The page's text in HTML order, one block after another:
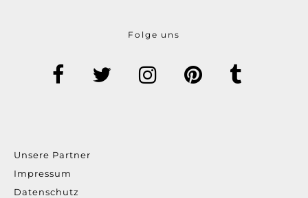
Folge uns
Unsere Partner
Impressum
Datenschutz